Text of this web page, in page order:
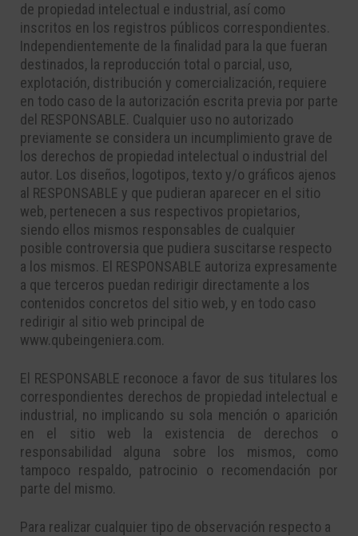
de propiedad intelectual e industrial, así como
inscritos en los registros públicos correspondientes.
Independientemente de la finalidad para la que fueran
destinados, la reproducción total o parcial, uso,
explotación, distribución y comercialización, requiere
en todo caso de la autorización escrita previa por parte
del RESPONSABLE. Cualquier uso no autorizado
previamente se considera un incumplimiento grave de
los derechos de propiedad intelectual o industrial del
autor. Los diseños, logotipos, texto y/o gráficos ajenos
al RESPONSABLE y que pudieran aparecer en el sitio
web, pertenecen a sus respectivos propietarios,
siendo ellos mismos responsables de cualquier
posible controversia que pudiera suscitarse respecto
a los mismos. El RESPONSABLE autoriza expresamente
a que terceros puedan redirigir directamente a los
contenidos concretos del sitio web, y en todo caso
redirigir al sitio web principal de
www.qubeingeniera.com.
El RESPONSABLE reconoce a favor de sus titulares los
correspondientes derechos de propiedad intelectual e
industrial, no implicando su sola mención o aparición
en el sitio web la existencia de derechos o
responsabilidad alguna sobre los mismos, como
tampoco respaldo, patrocinio o recomendación por
parte del mismo.
Para realizar cualquier tipo de observación respecto a